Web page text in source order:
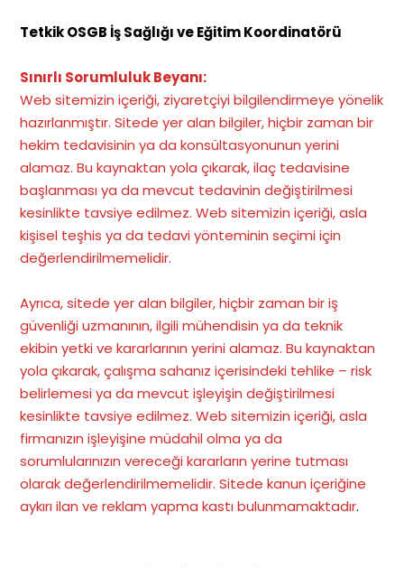
Tetkik OSGB İş Sağlığı ve Eğitim Koordinatörü
Sınırlı Sorumluluk Beyanı:
Web sitemizin içeriği, ziyaretçiyi bilgilendirmeye yönelik
hazırlanmıştır. Sitede yer alan bilgiler, hiçbir zaman bir
hekim tedavisinin ya da konsültasyonunun yerini
alamaz. Bu kaynaktan yola çıkarak, ilaç tedavisine
başlanması ya da mevcut tedavinin değiştirilmesi
kesinlikte tavsiye edilmez. Web sitemizin içeriği, asla
kişisel teşhis ya da tedavi yönteminin seçimi için
değerlendirilmemelidir.
Ayrıca, sitede yer alan bilgiler, hiçbir zaman bir iş
güvenliği uzmanının, ilgili mühendisin ya da teknik
ekibin yetki ve kararlarının yerini alamaz. Bu kaynaktan
yola çıkarak, çalışma sahanız içerisindeki tehlike – risk
belirlemesi ya da mevcut işleyişin değiştirilmesi
kesinlikte tavsiye edilmez. Web sitemizin içeriği, asla
firmanızın işleyişine müdahil olma ya da
sorumlularınızın vereceği kararların yerine tutması
olarak değerlendirilmemelidir. Sitede kanun içeriğine
aykırı ilan ve reklam yapma kastı bulunmamaktadır.